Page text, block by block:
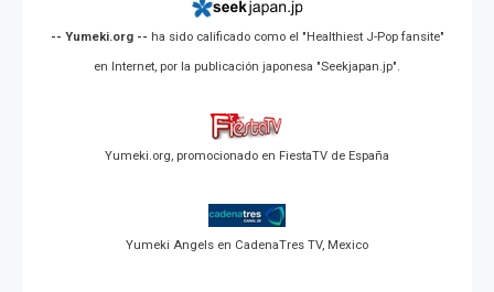
-- Yumeki.org -- ha sido calificado como el "Healthiest J-Pop fansite"
en Internet, por la publicación japonesa "Seekjapan.jp".
Yumeki.org, promocionado en FiestaTV de España
Yumeki Angels en CadenaTres TV, Mexico